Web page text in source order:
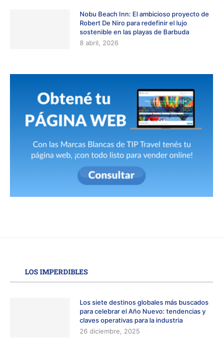
Nobu Beach Inn: El ambicioso proyecto de
Robert De Niro para redefinir el lujo
sostenible en las playas de Barbuda
8 abril, 2026
LOS IMPERDIBLES
Los siete destinos globales más buscados
para celebrar el Año Nuevo: tendencias y
claves operativas para la industria
26 diciembre, 2025